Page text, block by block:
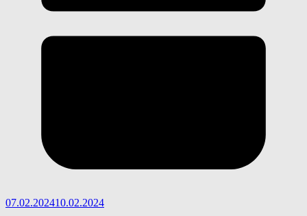
07.02.202410.02.2024